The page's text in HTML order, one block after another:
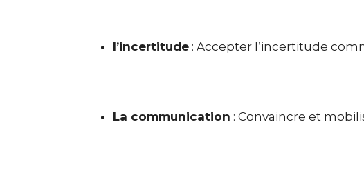
l’incertitude : Accepter l’incertitude
La communication : Convaincre et